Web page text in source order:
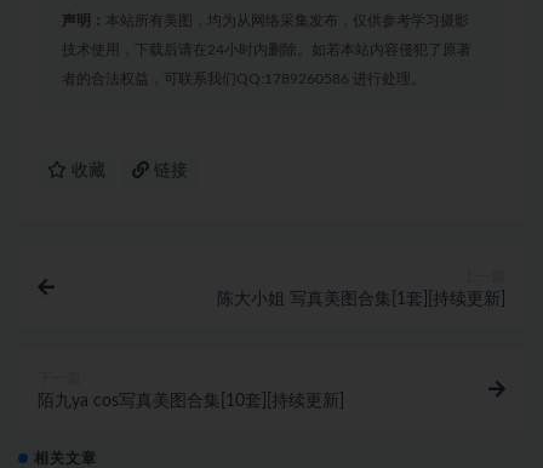
声明： 本站所有美图，均为从网络采集发布，仅供参考学习摄影
技术使用，下载后请在24小时内删除。如若本站内容侵犯了原著
者的合法权益，可联系我们QQ:1789260586 进行处理。
收藏 链接
陈大小姐 写真美图合集[1套][持续更新]
陌九ya cos写真美图合集[10套][持续更新]
相关文章